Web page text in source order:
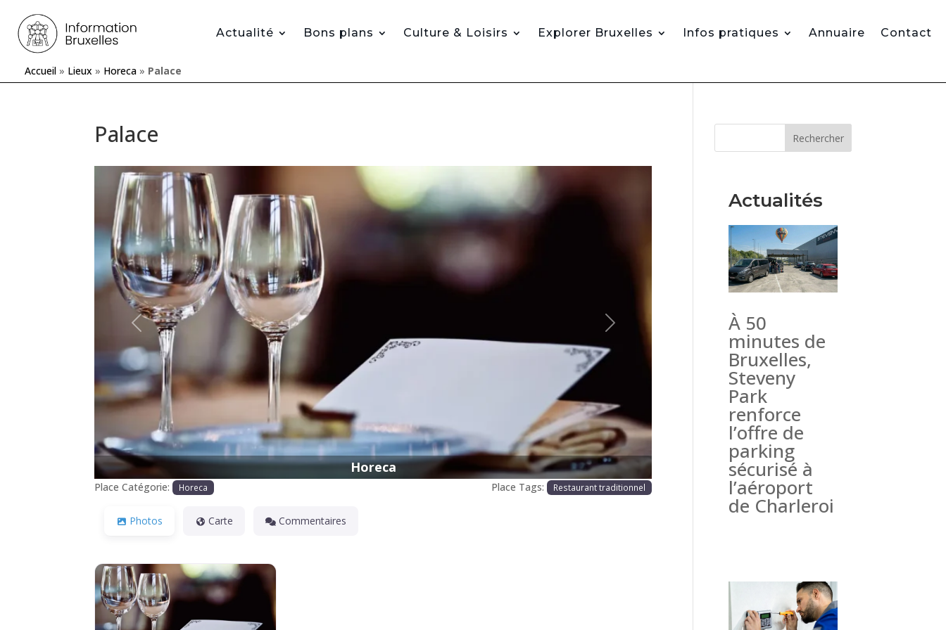
Actualité Bons plans Culture & Loisirs Explorer Bruxelles Infos pratiques Annuaire Contact
Accueil » Lieux » Horeca » Palace
Palace
Horeca
Précédente Prochaine
Place Catégorie: Horeca Place Tags: Restaurant traditionnel
Photos Carte Commentaires
Rechercher
Actualités
À 50
minutes de
Bruxelles,
Steveny
Park
renforce
l’offre de
parking
sécurisé à
l’aéroport
de Charleroi